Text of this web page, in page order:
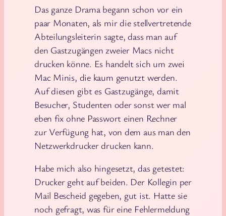
Das ganze Drama begann schon vor ein
paar Monaten, als mir die stellvertretende
Abteilungsleiterin sagte, dass man auf
den Gastzugängen zweier Macs nicht
drucken könne. Es handelt sich um zwei
Mac Minis, die kaum genutzt werden.
Auf diesen gibt es Gastzugänge, damit
Besucher, Studenten oder sonst wer mal
eben fix ohne Passwort einen Rechner
zur Verfügung hat, von dem aus man den
Netzwerkdrucker drucken kann.
Habe mich also hingesetzt, das getestet:
Drucker geht auf beiden. Der Kollegin per
Mail Bescheid gegeben, gut ist. Hatte sie
noch gefragt, was für eine Fehlermeldung